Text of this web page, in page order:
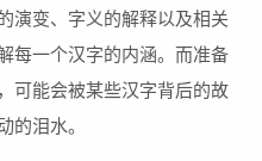
演变、字义的解释以及相关
每一个汉字的内涵。而准备
可能会被某些汉字背后的故
的泪水。